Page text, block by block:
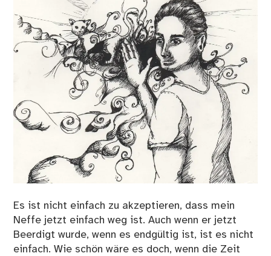
Es ist nicht einfach zu akzeptieren, dass mein
Neffe jetzt einfach weg ist. Auch wenn er jetzt
Beerdigt wurde, wenn es endgültig ist, ist es nicht
einfach. Wie schön wäre es doch, wenn die Zeit